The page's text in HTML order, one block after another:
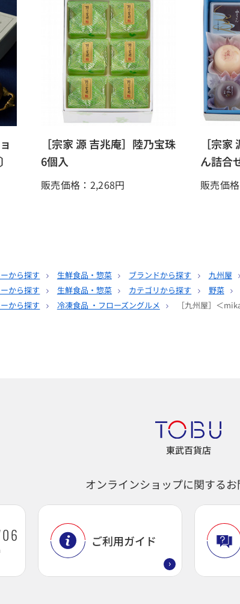
［宗家 源 吉兆庵］陸乃宝珠
6個入
販売価格：2,268円
［宗
ん詰合
販売価
から探す 生鮮食品・惣菜 ブランドから探す 九州屋
から探す 生鮮食品・惣菜 カテゴリから探す 野菜
から探す 冷凍食品 ・フローズングルメ ［九州屋］＜
東武百貨店
オンラインショップに関する
ご利用ガイド